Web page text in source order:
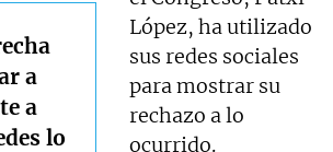
a
a
lo
López, ha utilizado
sus redes sociales
para mostrar su
rechazo a lo
ocurrido.